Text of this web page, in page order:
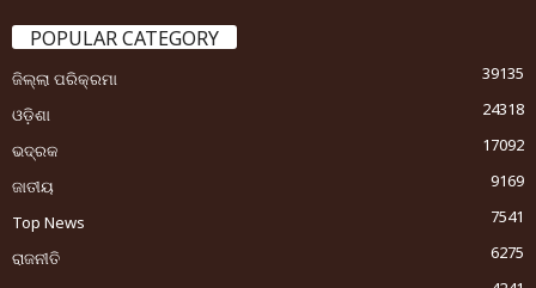
POPULAR CATEGORY
ଜିଲ୍ଲା ପରିକ୍ରମା
39135
ଓଡ଼ିଶା
24318
ଭଦ୍ରକ
17092
ଜାତୀୟ
9169
Top News
7541
ରାଜନୀତି
6275